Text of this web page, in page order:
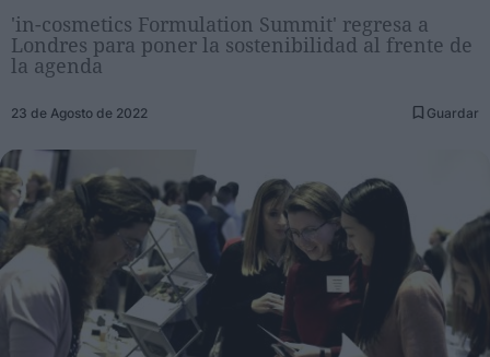
Nombramientos
Entrevistas a directivos
Innovación
Ciencia y tecnología
Digitalización
Sostenibilidad
Personas
'in-cosmetics Formulation Summit' regresa a
Londres para poner la sostenibilidad al frente de
la agenda
23 de Agosto de 2022 Guardar